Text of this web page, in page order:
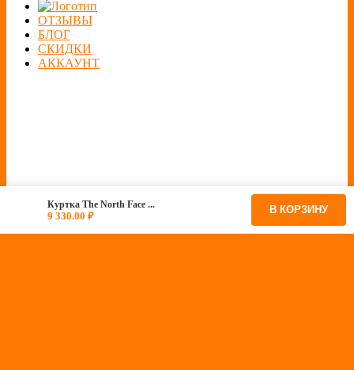
ОТЗЫВЫ
БЛОГ
СКИДКИ
АККАУНТ
Куртка The North Face ...
9 330.00 ₽ В КОРЗИНУ